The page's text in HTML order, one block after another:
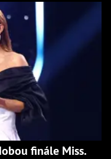
finále Miss.